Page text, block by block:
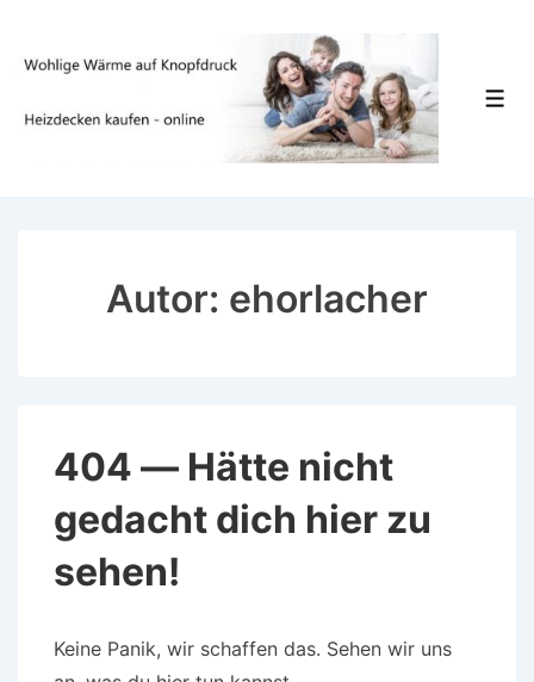
Autor: ehorlacher
404 — Hätte nicht
gedacht dich hier zu
sehen!
Keine Panik, wir schaffen das. Sehen wir uns